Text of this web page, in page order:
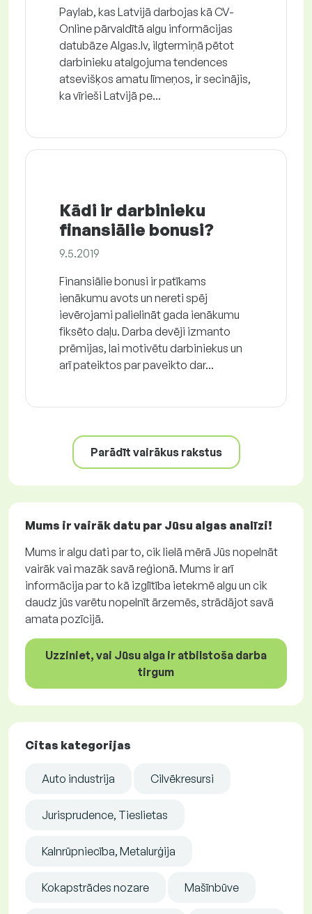
Paylab, kas Latvijā darbojas kā CV-
Online pārvaldītā algu informācijas
datubāze Algas.lv, ilgtermiņā pētot
darbinieku atalgojuma tendences
atsevišķos amatu līmeņos, ir secinājis,
ka vīrieši Latvijā pe...
Kādi ir darbinieku
finansiālie bonusi?
9.5.2019
Finansiālie bonusi ir patīkams
ienākumu avots un nereti spēj
ievērojami palielināt gada ienākumu
fiksēto daļu. Darba devēji izmanto
prēmijas, lai motivētu darbiniekus un
arī pateiktos par paveikto dar...
Parādīt vairākus rakstus
Mums ir vairāk datu par Jūsu algas analīzi!
Mums ir algu dati par to, cik lielā mērā Jūs nopelnāt
vairāk vai mazāk savā reģionā. Mums ir arī
informācija par to kā izglītība ietekmē algu un cik
daudz jūs varētu nopelnīt ārzemēs, strādājot savā
amata pozīcijā.
Uzziniet, vai Jūsu alga ir atbilstoša darba
tirgum
Citas kategorijas
Auto industrija Cilvēkresursi
Jurisprudence, Tieslietas
Kalnrūpniecība, Metalurģija
Kokapstrādes nozare Mašīnbūve